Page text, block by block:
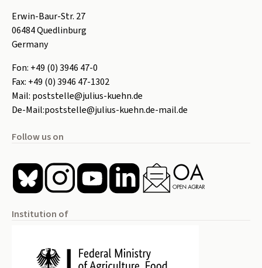
Erwin-Baur-Str. 27
06484Quedlinburg
Germany
Fon: +49 (0) 3946 47-0
Fax: +49 (0) 3946 47-1302
Mail: poststelle@julius-kuehn.de
De-Mail:poststelle@julius-kuehn.de-mail.de
Follow us on
Institution of